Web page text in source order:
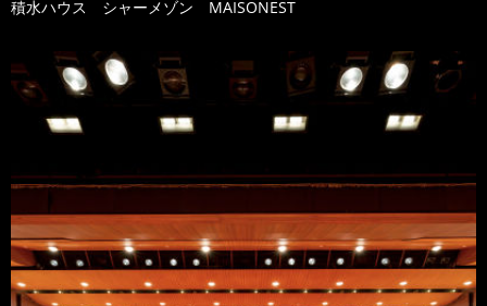
積水ハウス シャーメゾン MAISONEST